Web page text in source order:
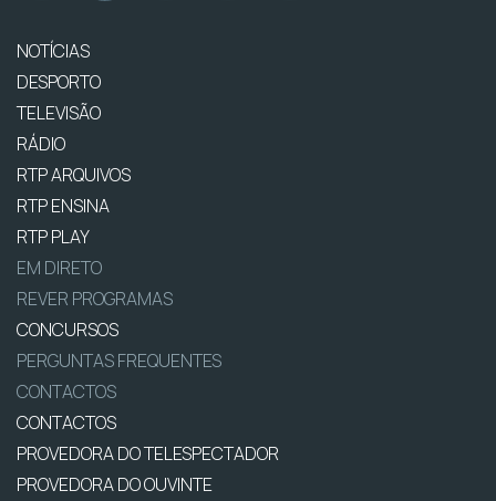
NOTÍCIAS
DESPORTO
TELEVISÃO
RÁDIO
RTP ARQUIVOS
RTP ENSINA
RTP PLAY
EM DIRETO
REVER PROGRAMAS
CONCURSOS
PERGUNTAS FREQUENTES
CONTACTOS
CONTACTOS
PROVEDORA DO TELESPECTADOR
PROVEDORA DO OUVINTE